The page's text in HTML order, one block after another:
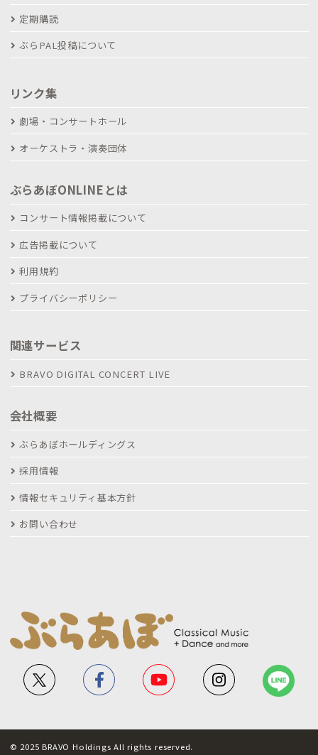
定期購読
ぶらPAL投稿について
リンク集
劇場・コンサートホール
オーケストラ・演奏団体
ぶらあぼONLINEとは
コンサート情報掲載について
広告掲載について
利用規約
プライバシーポリシー
関連サービス
BRAVO DIGITAL CONCERT LIVE
会社概要
ぶらあぼホールディングス
採用情報
情報セキュリティ基本方針
お問い合わせ
© 2025 BRAVO Holdings All rights reserved.